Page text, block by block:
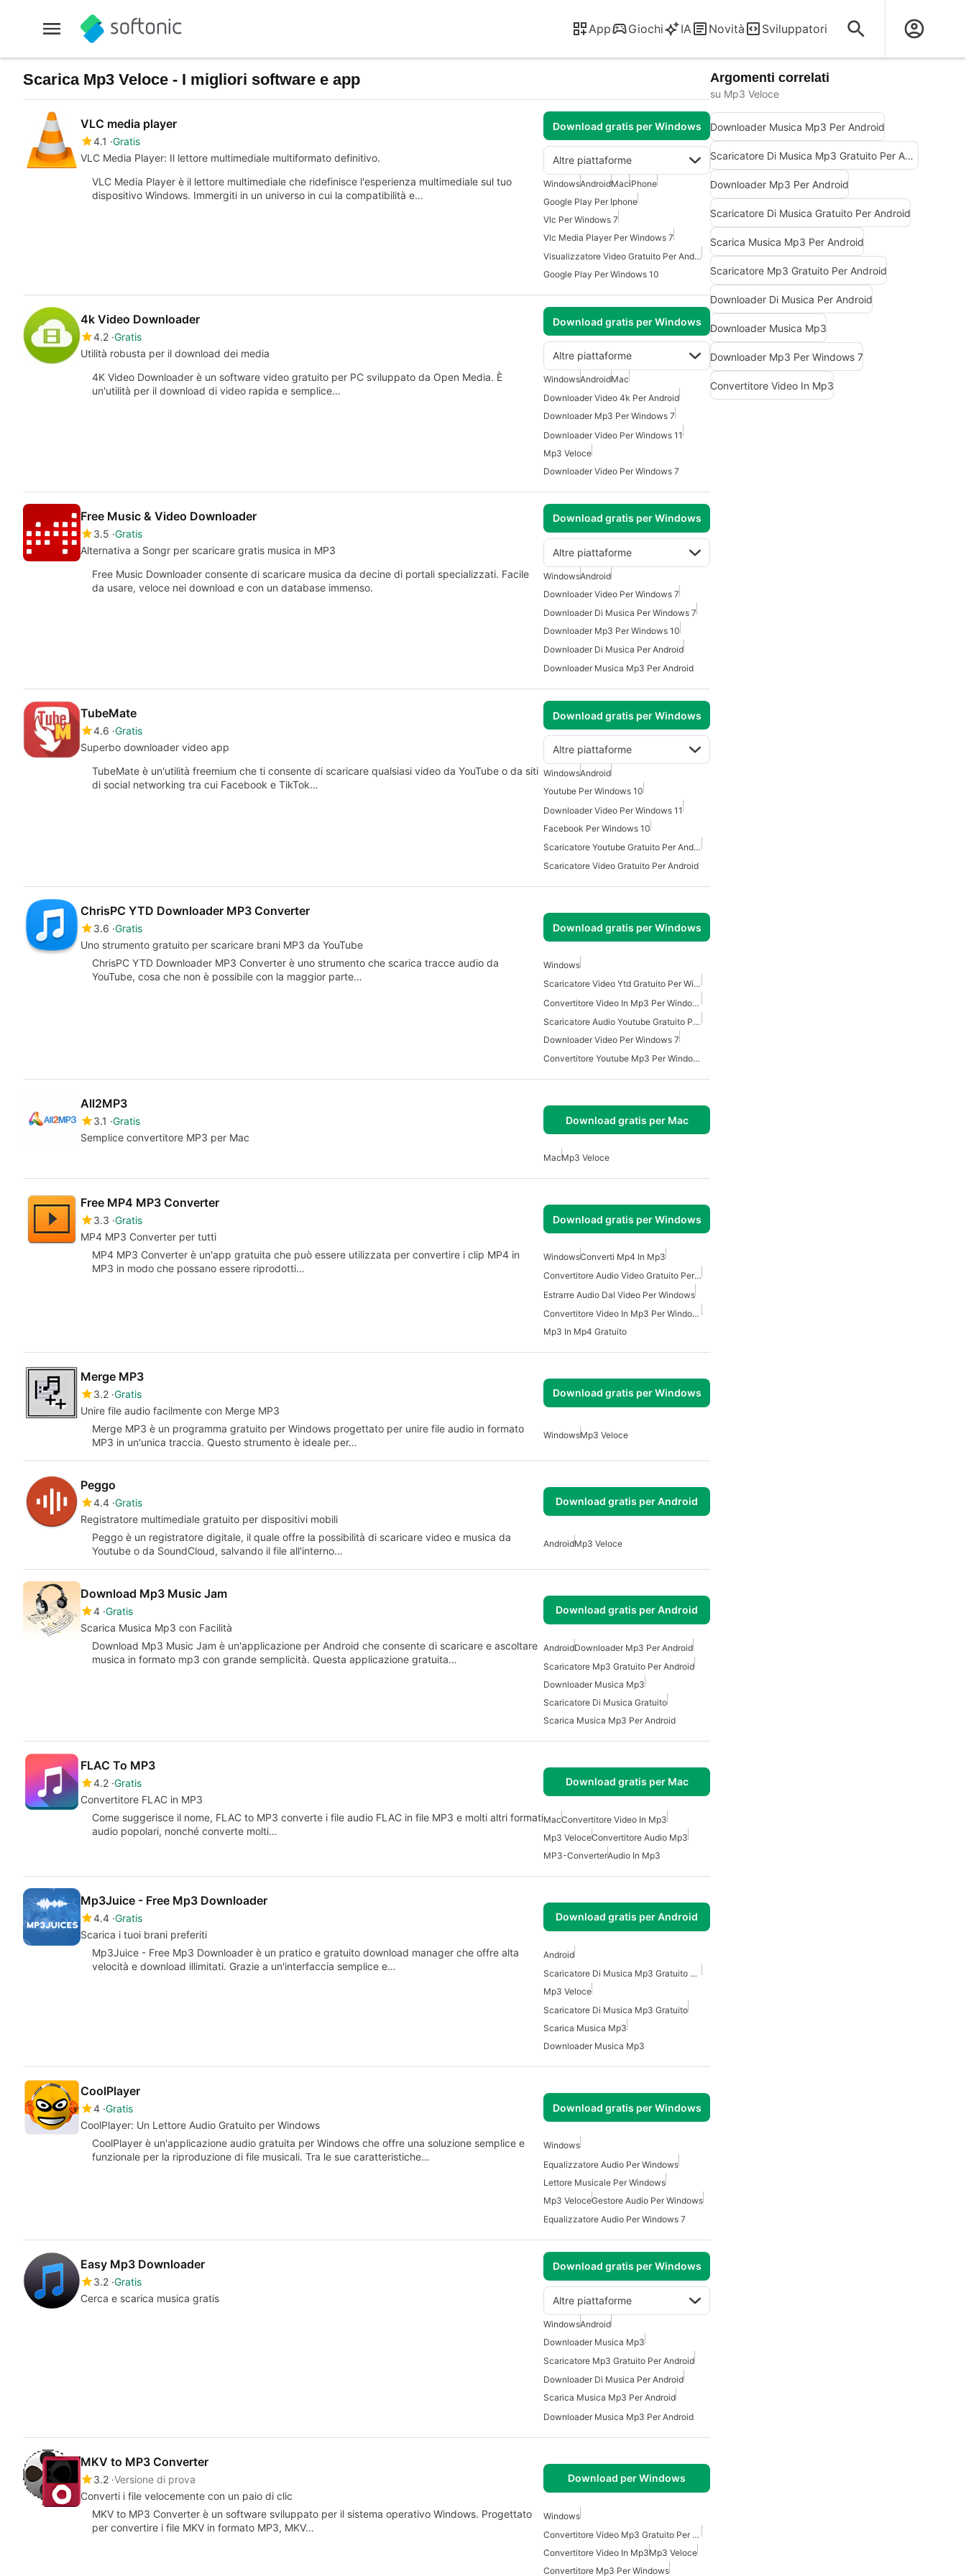
App Giochi IA Novità Sviluppatori
Scarica Mp3 Veloce - I migliori software e app
VLC media player
4.1 Gratis
VLC Media Player: Il lettore multimediale multiformato definitivo.
Download gratis per Windows
Altre piattaforme
VLC Media Player è il lettore multimediale che ridefinisce l'esperienza multimediale sul tuo
dispositivo Windows. Immergiti in un universo in cui la compatibilità e…
WindowsAndroidMaciPhone
Google Play Per Iphone
Vlc Per Windows 7
Vlc Media Player Per Windows 7
Visualizzatore Video Gratuito Per Android
Google Play Per Windows 10
4k Video Downloader
4.2 Gratis
Utilità robusta per il download dei media
Download gratis per Windows
Altre piattaforme
4K Video Downloader è un software video gratuito per PC sviluppato da Open Media. È
un'utilità per il download di video rapida e semplice…
WindowsAndroidMac
Downloader Video 4k Per Android
Downloader Mp3 Per Windows 7
Downloader Video Per Windows 11
Mp3 Veloce
Downloader Video Per Windows 7
Free Music & Video Downloader
3.5 Gratis
Alternativa a Songr per scaricare gratis musica in MP3
Download gratis per Windows
Altre piattaforme
Free Music Downloader consente di scaricare musica da decine di portali specializzati. Facile
da usare, veloce nei download e con un database immenso.
WindowsAndroid
Downloader Video Per Windows 7
Downloader Di Musica Per Windows 7
Downloader Mp3 Per Windows 10
Downloader Di Musica Per Android
Downloader Musica Mp3 Per Android
TubeMate
4.6 Gratis
Superbo downloader video app
Download gratis per Windows
Altre piattaforme
TubeMate è un'utilità freemium che ti consente di scaricare qualsiasi video da YouTube o da siti
di social networking tra cui Facebook e TikTok…
WindowsAndroid
Youtube Per Windows 10
Downloader Video Per Windows 11
Facebook Per Windows 10
Scaricatore Youtube Gratuito Per Android
Scaricatore Video Gratuito Per Android
ChrisPC YTD Downloader MP3 Converter
3.6 Gratis
Uno strumento gratuito per scaricare brani MP3 da YouTube
Download gratis per Windows
ChrisPC YTD Downloader MP3 Converter è uno strumento che scarica tracce audio da
YouTube, cosa che non è possibile con la maggior parte…
Windows
Scaricatore Video Ytd Gratuito Per Windows
Convertitore Video In Mp3 Per Windows
Scaricatore Audio Youtube Gratuito Per Windows
Downloader Video Per Windows 7
Convertitore Youtube Mp3 Per Windows
All2MP3
3.1 Gratis
Semplice convertitore MP3 per Mac
Download gratis per Mac
MacMp3 Veloce
Free MP4 MP3 Converter
3.3 Gratis
MP4 MP3 Converter per tutti
Download gratis per Windows
MP4 MP3 Converter è un'app gratuita che può essere utilizzata per convertire i clip MP4 in
MP3 in modo che possano essere riprodotti…
WindowsConverti Mp4 In Mp3
Convertitore Audio Video Gratuito Per Windows
Estrarre Audio Dal Video Per Windows
Convertitore Video In Mp3 Per Windows
Mp3 In Mp4 Gratuito
Merge MP3
3.2 Gratis
Unire file audio facilmente con Merge MP3
Download gratis per Windows
Merge MP3 è un programma gratuito per Windows progettato per unire file audio in formato
MP3 in un'unica traccia. Questo strumento è ideale per…
WindowsMp3 Veloce
Peggo
4.4 Gratis
Registratore multimediale gratuito per dispositivi mobili
Download gratis per Android
Peggo è un registratore digitale, il quale offre la possibilità di scaricare video e musica da
Youtube o da SoundCloud, salvando il file all'interno…
AndroidMp3 Veloce
Download Mp3 Music Jam
4 Gratis
Scarica Musica Mp3 con Facilità
Download gratis per Android
Download Mp3 Music Jam è un'applicazione per Android che consente di scaricare e ascoltare
musica in formato mp3 con grande semplicità. Questa applicazione gratuita…
AndroidDownloader Mp3 Per Android
Scaricatore Mp3 Gratuito Per Android
Downloader Musica Mp3
Scaricatore Di Musica Gratuito
Scarica Musica Mp3 Per Android
FLAC To MP3
4.2 Gratis
Convertitore FLAC in MP3
Download gratis per Mac
Come suggerisce il nome, FLAC to MP3 converte i file audio FLAC in file MP3 e molti altri formati
audio popolari, nonché converte molti…
MacConvertitore Video In Mp3
Mp3 VeloceConvertitore Audio Mp3
MP3-ConverterAudio In Mp3
Mp3Juice - Free Mp3 Downloader
4.4 Gratis
Scarica i tuoi brani preferiti
Download gratis per Android
Mp3Juice - Free Mp3 Downloader è un pratico e gratuito download manager che offre alta
velocità e download illimitati. Grazie a un'interfaccia semplice e…
Android
Scaricatore Di Musica Mp3 Gratuito Per Android
Mp3 Veloce
Scaricatore Di Musica Mp3 Gratuito
Scarica Musica Mp3
Downloader Musica Mp3
CoolPlayer
4 Gratis
CoolPlayer: Un Lettore Audio Gratuito per Windows
Download gratis per Windows
CoolPlayer è un'applicazione audio gratuita per Windows che offre una soluzione semplice e
funzionale per la riproduzione di file musicali. Tra le sue caratteristiche…
Windows
Equalizzatore Audio Per Windows
Lettore Musicale Per Windows
Mp3 VeloceGestore Audio Per Windows
Equalizzatore Audio Per Windows 7
Easy Mp3 Downloader
3.2 Gratis
Cerca e scarica musica gratis
Download gratis per Windows
Altre piattaforme
WindowsAndroid
Downloader Musica Mp3
Scaricatore Mp3 Gratuito Per Android
Downloader Di Musica Per Android
Scarica Musica Mp3 Per Android
Downloader Musica Mp3 Per Android
MKV to MP3 Converter
3.2 Versione di prova
Converti i file velocemente con un paio di clic
Download per Windows
MKV to MP3 Converter è un software sviluppato per il sistema operativo Windows. Progettato
per convertire i file MKV in formato MP3, MKV…
Windows
Convertitore Video Mp3 Gratuito Per Windows
Convertitore Video In Mp3Mp3 Veloce
Convertitore Mp3 Per Windows
Argomenti correlati
su Mp3 Veloce
Downloader Musica Mp3 Per Android
Scaricatore Di Musica Mp3 Gratuito Per Android
Downloader Mp3 Per Android
Scaricatore Di Musica Gratuito Per Android
Scarica Musica Mp3 Per Android
Scaricatore Mp3 Gratuito Per Android
Downloader Di Musica Per Android
Downloader Musica Mp3
Downloader Mp3 Per Windows 7
Convertitore Video In Mp3